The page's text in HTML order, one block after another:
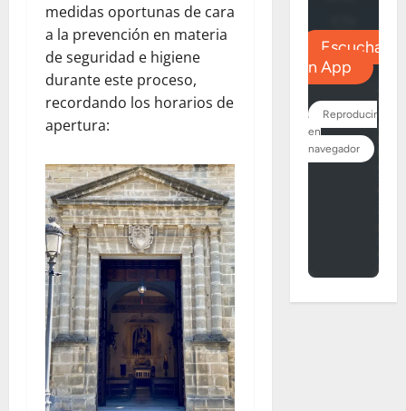
medidas oportunas de cara
a la prevención en materia
de seguridad e higiene
durante este proceso,
recordando los horarios de
apertura: